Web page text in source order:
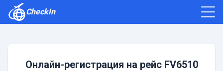
CheckIn
Онлайн-регистрация на рейс FV6510